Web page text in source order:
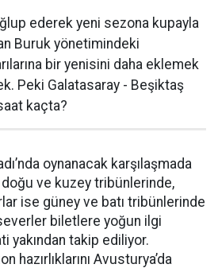
ederek yeni sezona kupayla
Buruk yönetimindeki
bir yenisini daha eklemek
Peki Galatasaray - Beşiktaş
kaçta?
oynanacak karşılaşmada
ve kuzey tribünlerinde,
ise güney ve batı tribünlerinde
biletlere yoğun ilgi
yakından takip ediliyor.
hazırlıklarını Avusturya’da